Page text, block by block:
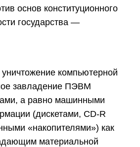
основ конституционного
государства —
компьютерной
завладение ПЭВМ
а равно машинными
(дискетами, CD-R
«накопителями») как
материальной